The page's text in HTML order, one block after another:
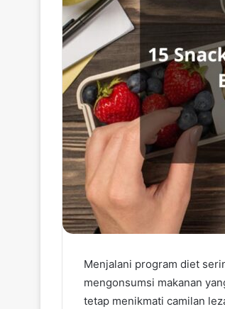
Menjalani program diet
mengonsumsi makanan
tetap menikmati camilan